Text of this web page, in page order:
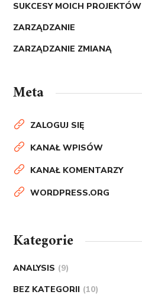
SUKCESY MOICH PROJEKTÓW
ZARZĄDZANIE
ZARZĄDZANIE ZMIANĄ
Meta
ZALOGUJ SIĘ
KANAŁ WPISÓW
KANAŁ KOMENTARZY
WORDPRESS.ORG
Kategorie
ANALYSIS (9)
BEZ KATEGORII (10)